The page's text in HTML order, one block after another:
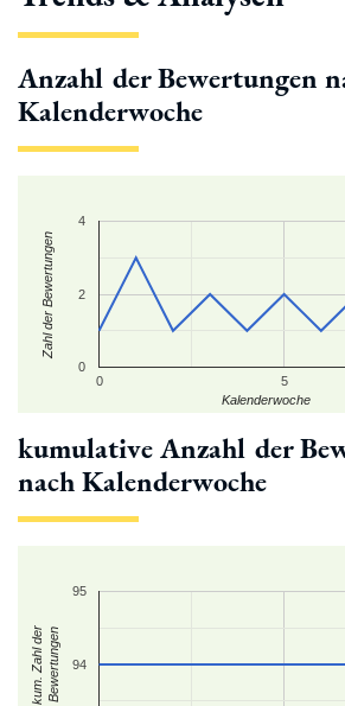
Anzahl der Bewertungen
Kalenderwoche
0 5
0
2
4
Kalenderwoche
Zahl der Bewertungen
kumulative Anzahl der
nach Kalenderwoche
94
95
kum. Zahl derBewertungen